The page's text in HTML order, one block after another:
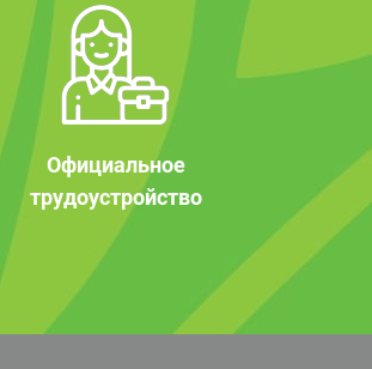
Официальное
трудоустройство